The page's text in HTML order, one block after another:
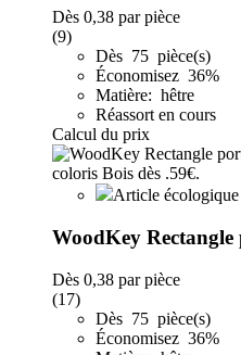
Dès 0,38 par pièce
(9)
Dès 75 pièce(s)
Économisez 36%
Matière: hêtre
Réassort en cours
Calcul du prix
Article écologique
WoodKey Rectangle
Dès 0,38 par pièce
(17)
Dès 75 pièce(s)
Économisez 36%